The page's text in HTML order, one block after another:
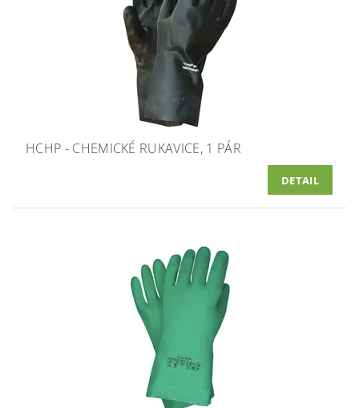
HCHP - CHEMICKÉ RUKAVICE, 1 PÁR
DETAIL